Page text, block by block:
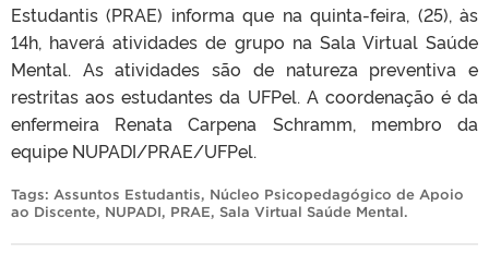
Estudantis (PRAE) informa que na quinta-feira, (25), às
14h, haverá atividades de grupo na Sala Virtual Saúde
Mental. As atividades são de natureza preventiva e
restritas aos estudantes da UFPel. A coordenação é da
enfermeira Renata Carpena Schramm, membro da
equipe NUPADI/PRAE/UFPel.
Tags: Assuntos Estudantis, Núcleo Psicopedagógico de Apoio
ao Discente, NUPADI, PRAE, Sala Virtual Saúde Mental.